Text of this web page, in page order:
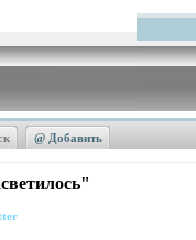
@ Добавить